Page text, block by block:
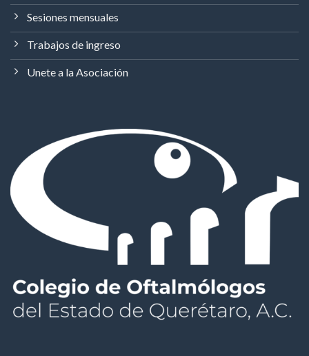
Sesiones mensuales
Trabajos de ingreso
Unete a la Asociación